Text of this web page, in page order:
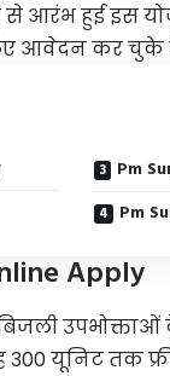
आरंभ हुई इस
आवेदन कर चुके
Pm
Pm
Apply
उपभोक्ताओं
यूनिट तक